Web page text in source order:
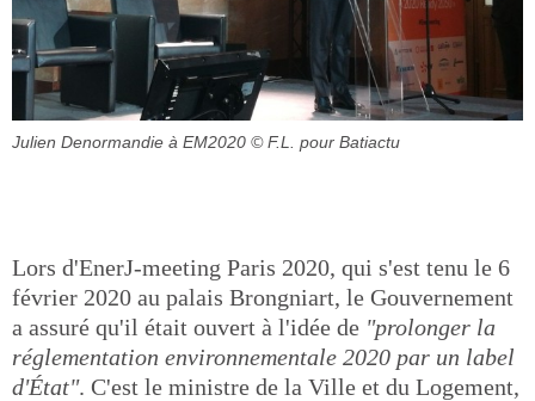
Julien Denormandie à EM2020 © F.L. pour Batiactu
Lors d'EnerJ-meeting Paris 2020, qui s'est tenu le 6
février 2020 au palais Brongniart, le Gouvernement
a assuré qu'il était ouvert à l'idée de "prolonger la
réglementation environnementale 2020 par un label
d'État". C'est le ministre de la Ville et du Logement,